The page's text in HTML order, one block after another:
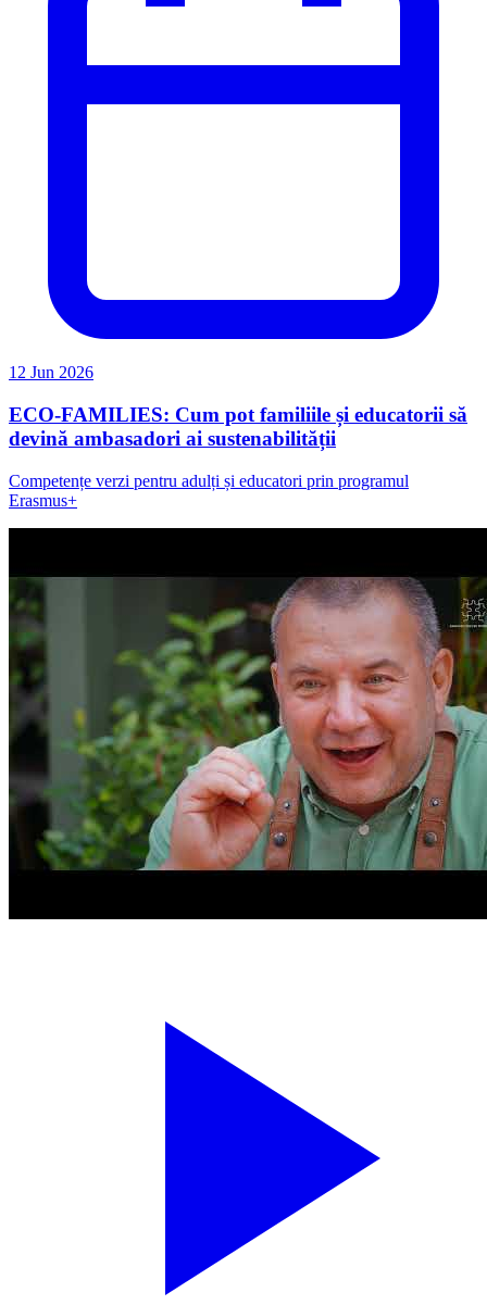
12 Jun 2026
ECO-FAMILIES: Cum pot familiile și educatorii să
devină ambasadori ai sustenabilității
Competențe verzi pentru adulți și educatori prin programul
Erasmus+